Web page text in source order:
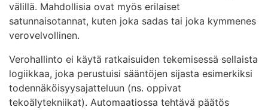
välillä. Mahdollisia ovat myös erilaiset
satunnaisotannat, kuten joka sadas tai joka kymmenes
verovelvollinen.
Verohallinto ei käytä ratkaisuiden tekemisessä sellaista
logiikkaa, joka perustuisi sääntöjen sijasta esimerkiksi
todennäköisyysajatteluun (ns. oppivat
tekoälytekniikat). Automaatiossa tehtävä päätös